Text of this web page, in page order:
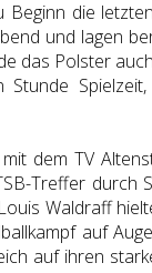
die
und lagen
das Polster
dem TV
Treffer
Waldraff
auf
auf ihren